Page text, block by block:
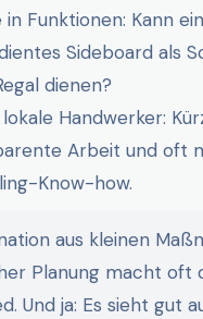
in Funktionen: Kann ein
Sideboard als
dienen?
Handwerker:
Arbeit und oft
Know-how.
aus kleinen
Planung macht oft
Und ja: Es sieht gut